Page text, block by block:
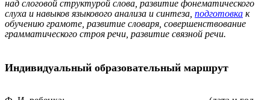
над слоговой структурой слова, развитие фонематического
слуха и навыков языкового анализа и синтеза, подготовка к
обучению грамоте, развитие словаря, совершенствование
грамматического строя речи, развитие связной речи.
Индивидуальный образовательный маршрут